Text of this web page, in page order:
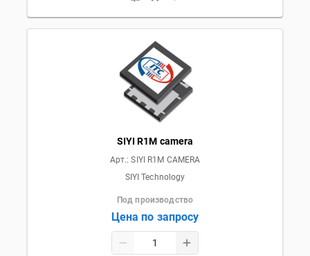
SIYI R1M camera
Арт.:SIYI R1M CAMERA
SIYI Technology
Под производство
Цена по запросу